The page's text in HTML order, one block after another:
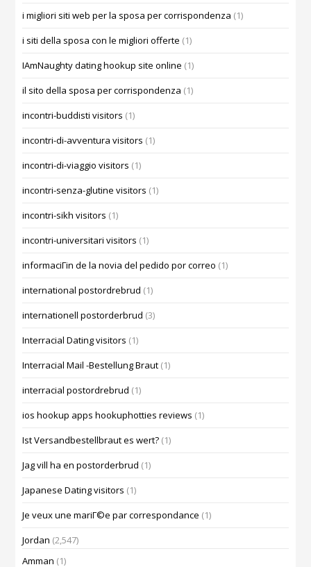
i migliori siti web per la sposa per corrispondenza (1)
i siti della sposa con le migliori offerte (1)
IAmNaughty dating hookup site online (1)
il sito della sposa per corrispondenza (1)
incontri-buddisti visitors (1)
incontri-di-avventura visitors (1)
incontri-di-viaggio visitors (1)
incontri-senza-glutine visitors (1)
incontri-sikh visitors (1)
incontri-universitari visitors (1)
informaciГіn de la novia del pedido por correo (1)
international postordrebrud (1)
internationell postorderbrud (3)
Interracial Dating visitors (1)
Interracial Mail -Bestellung Braut (1)
interracial postordrebrud (1)
ios hookup apps hookuphotties reviews (1)
Ist Versandbestellbraut es wert? (1)
Jag vill ha en postorderbrud (1)
Japanese Dating visitors (1)
Je veux une mariГ©e par correspondance (1)
Jordan (2,547)
Amman (1)